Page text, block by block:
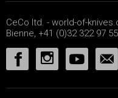
CeCo ltd. - world-of-
Bienne, +41 (0)32 322 97